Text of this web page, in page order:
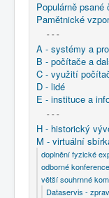
Populárně psané
Pamětnické
- - -
A - systémy a
B - počítače a
C - využití
D - lidé
E - instituce a
- - -
H - historický
M - virtuální
doplnění fyzické
odborné
větší souhrnné
Dataservis -